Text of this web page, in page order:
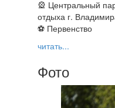
🎡 Центральный
отдыха г.
⚽ Первенство
читать...
Фото